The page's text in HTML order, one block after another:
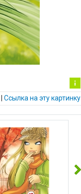
Ин
фо
ац
е
Cсылка на эту картинку